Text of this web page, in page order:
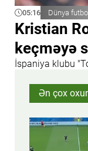
05:16 Dünya
Kristian
keçməyə
İspaniya klubu
Ən çox